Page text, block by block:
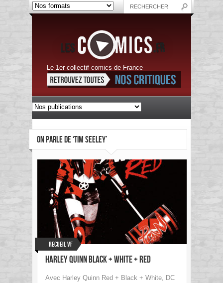
Le 1er collectif comics de France
ON PARLE DE ‘TIM SEELEY’
Recueil VF
Harley Quinn Black + White + Red
Avec Harley Quinn Red + Black + White, DC